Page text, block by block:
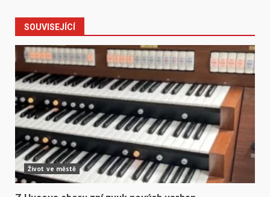
SOUVISEJÍCÍ
Život ve městě